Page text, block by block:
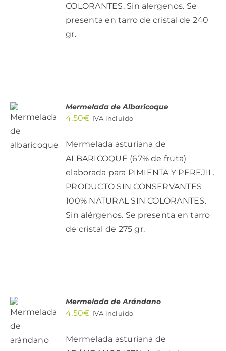
COLORANTES. Sin alergenos. Se
presenta en tarro de cristal de 240
gr.
AL
DETALLES
Mermelada de Albaricoque
4,50€ IVA incluido
Mermelada asturiana de
ALBARICOQUE (67% de fruta)
elaborada para PIMIENTA Y PEREJIL.
PRODUCTO SIN CONSERVANTES
100% NATURAL SIN COLORANTES.
Sin alérgenos. Se presenta en tarro
de cristal de 275 gr.
AL
DETALLES
Mermelada de Arándano
4,50€ IVA incluido
Mermelada asturiana de